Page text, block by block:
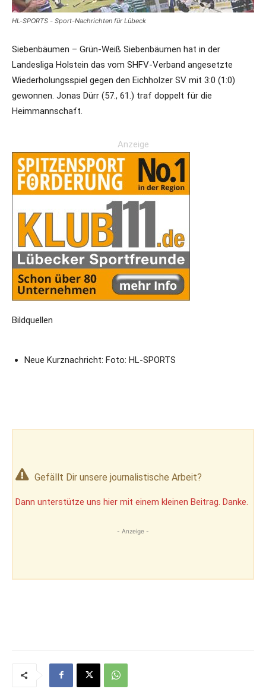
HL-SPORTS - Sport-Nachrichten für Lübeck
Siebenbäumen – Grün-Weiß Siebenbäumen hat in der
Landesliga Holstein das vom SHFV-Verband angesetzte
Wiederholungsspiel gegen den Eichholzer SV mit 3:0 (1:0)
gewonnen. Jonas Dürr (57., 61.) traf doppelt für die
Heimmannschaft.
Anzeige
Bildquellen
Neue Kurznachricht: Foto: HL-SPORTS
Gefällt Dir unsere journalistische Arbeit?
Dann unterstütze uns hier mit einem kleinen Beitrag. Danke.
- Anzeige -